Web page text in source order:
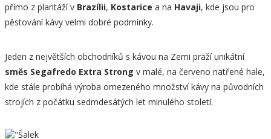
přímo z plantáží v Brazílii, Kostarice a na Havaji, kde jsou pro
pěstování kávy velmi dobré podmínky.
Jeden z největších obchodníků s kávou na Zemi praží unikátní
směs Segafredo Extra Strong v malé, na červeno natřené hale,
kde stále probíhá výroba omezeného množství kávy na původních
strojích z počátku sedmdesátých let minulého století.